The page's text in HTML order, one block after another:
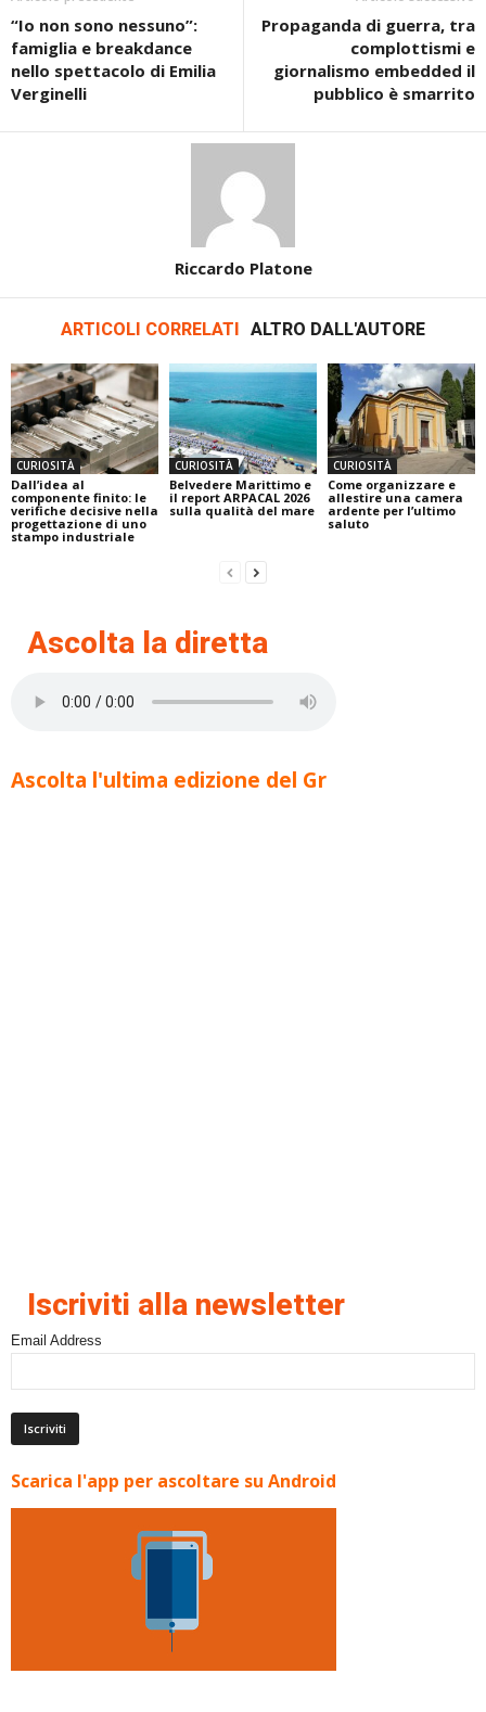
“Io non sono nessuno”:
famiglia e breakdance
nello spettacolo di Emilia
Verginelli
Propaganda di guerra, tra
complottismi e
giornalismo embedded il
pubblico è smarrito
Riccardo Platone
ARTICOLI CORRELATI ALTRO DALL'AUTORE
CURIOSITÀ
Dall’idea al
componente finito: le
verifiche decisive nella
progettazione di uno
stampo industriale
CURIOSITÀ
Belvedere Marittimo e
il report ARPACAL 2026
sulla qualità del mare
CURIOSITÀ
Come organizzare e
allestire una camera
ardente per l’ultimo
saluto
Ascolta la diretta
Ascolta l'ultima edizione del Gr
Iscriviti alla newsletter
Email Address
Scarica l'app per ascoltare su Android